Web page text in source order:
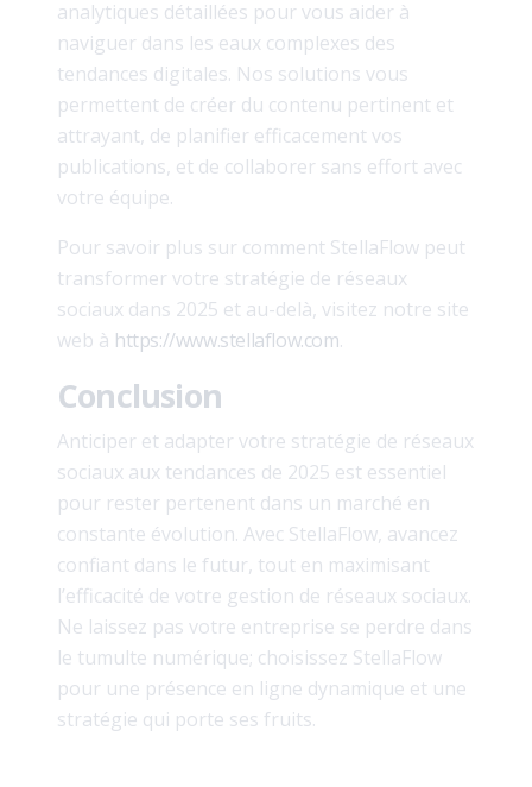
analytiques détaillées pour vous aider à
naviguer dans les eaux complexes des
tendances digitales. Nos solutions vous
permettent de créer du contenu pertinent et
attrayant, de planifier efficacement vos
publications, et de collaborer sans effort avec
votre équipe.
Pour savoir plus sur comment StellaFlow peut
transformer votre stratégie de réseaux
sociaux dans 2025 et au-delà, visitez notre site
web à https://www.stellaflow.com.
Conclusion
Anticiper et adapter votre stratégie de réseaux
sociaux aux tendances de 2025 est essentiel
pour rester pertenent dans un marché en
constante évolution. Avec StellaFlow, avancez
confiant dans le futur, tout en maximisant
l’efficacité de votre gestion de réseaux sociaux.
Ne laissez pas votre entreprise se perdre dans
le tumulte numérique; choisissez StellaFlow
pour une présence en ligne dynamique et une
stratégie qui porte ses fruits.